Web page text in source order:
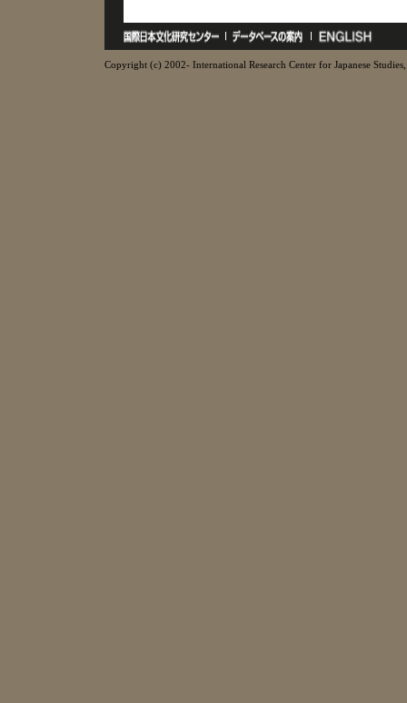
Copyright (c) 2002- International Research Center for Japanese